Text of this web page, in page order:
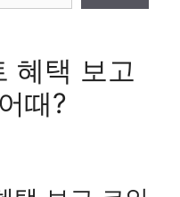
혜택 보고
때?